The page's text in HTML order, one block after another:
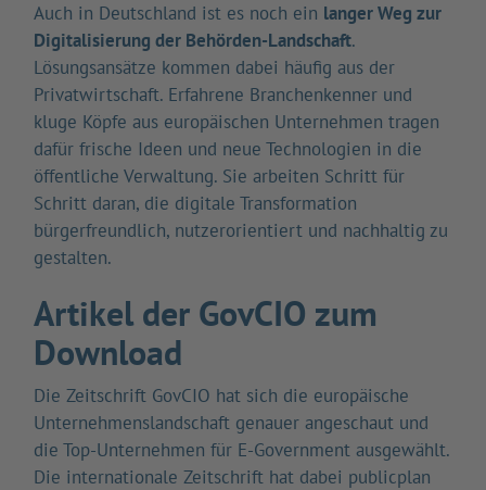
Auch in Deutschland ist es noch ein langer Weg zur
Digitalisierung der Behörden-Landschaft.
Lösungsansätze kommen dabei häufig aus der
Privatwirtschaft. Erfahrene Branchenkenner und
kluge Köpfe aus europäischen Unternehmen tragen
dafür frische Ideen und neue Technologien in die
öffentliche Verwaltung. Sie arbeiten Schritt für
Schritt daran, die digitale Transformation
bürgerfreundlich, nutzerorientiert und nachhaltig zu
gestalten.
Artikel der GovCIO zum
Download
Die Zeitschrift GovCIO hat sich die europäische
Unternehmenslandschaft genauer angeschaut und
die Top-Unternehmen für E-Government ausgewählt.
Die internationale Zeitschrift hat dabei publicplan